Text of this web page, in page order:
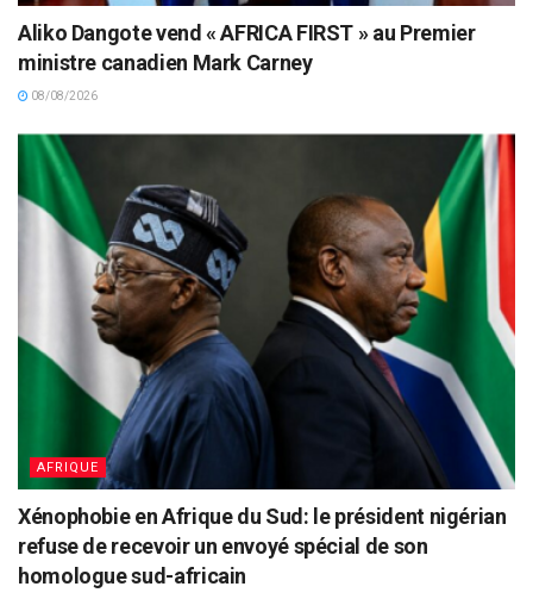
Aliko Dangote vend « AFRICA FIRST » au Premier
ministre canadien Mark Carney
08/08/2026
AFRIQUE
Xénophobie en Afrique du Sud: le président nigérian
refuse de recevoir un envoyé spécial de son
homologue sud-africain